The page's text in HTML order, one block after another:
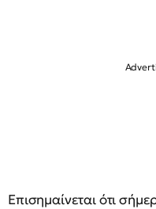
Επισημαίνεται ότι